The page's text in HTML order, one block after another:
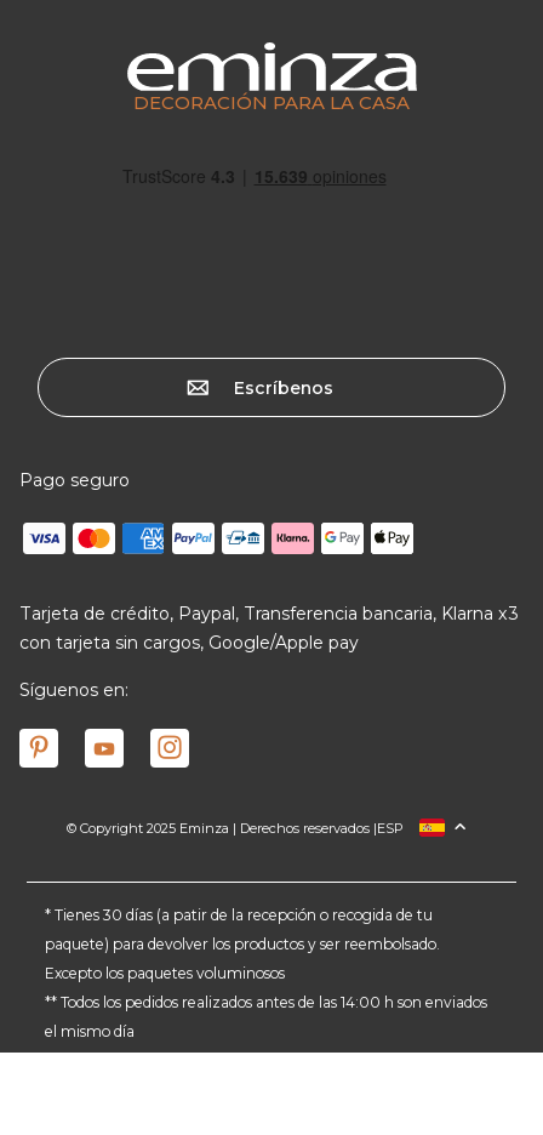
DECORACIÓN PARA LA CASA
Escríbenos
Pago seguro
Tarjeta de crédito, Paypal, Transferencia bancaria, Klarna x3
con tarjeta sin cargos, Google/Apple pay
Síguenos en:
© Copyright 2025 Eminza | Derechos reservados |
FRANCIA
ALEMANIA
PAÍSES BAJOS
ESP
* Tienes 30 días (a patir de la recepción o recogida de tu
paquete) para devolver los productos y ser reembolsado.
Excepto los paquetes voluminosos
** Todos los pedidos realizados antes de las 14:00 h son enviados
el mismo día